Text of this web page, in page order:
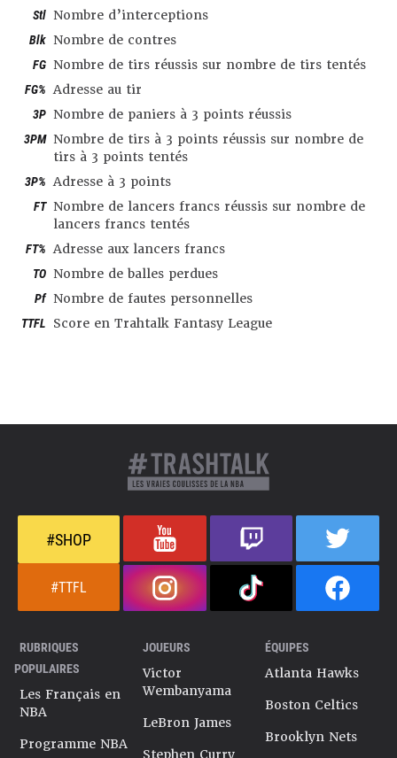
Stl Nombre d’interceptions
Blk Nombre de contres
FG Nombre de tirs réussis sur nombre de tirs tentés
FG% Adresse au tir
3P Nombre de paniers à 3 points réussis
3PM Nombre de tirs à 3 points réussis sur nombre de
tirs à 3 points tentés
3P% Adresse à 3 points
FT Nombre de lancers francs réussis sur nombre de
lancers francs tentés
FT% Adresse aux lancers francs
TO Nombre de balles perdues
Pf Nombre de fautes personnelles
TTFL Score en Trahtalk Fantasy League
#SHOP
#TTFL
RUBRIQUES
POPULAIRES
Les Français en
NBA
Programme NBA
JOUEURS
Victor
Wembanyama
LeBron James
Stephen Curry
ÉQUIPES
Atlanta Hawks
Boston Celtics
Brooklyn Nets